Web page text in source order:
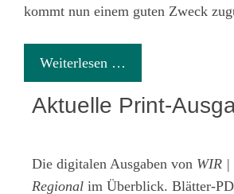
kommt nun einem guten Zweck
Weiterlesen …
Aktuelle Print-
Die digitalen Ausgaben von WIR |
Regional im Überblick. Blätter-